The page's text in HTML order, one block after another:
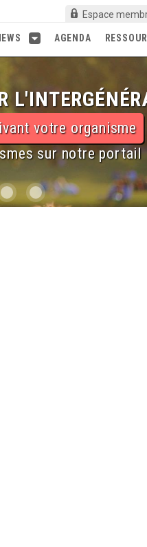
Espace
AGENDA
votre organisme
sur notre portail